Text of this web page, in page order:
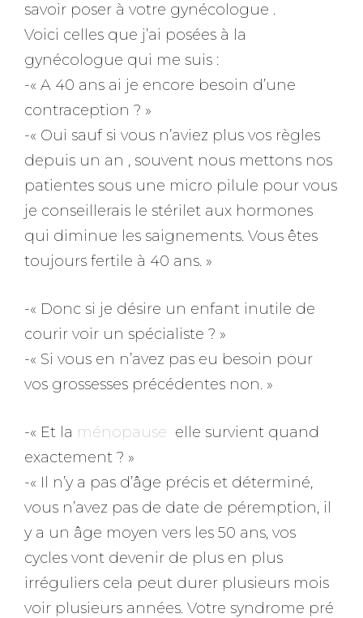
savoir poser à votre gynécologue .
Voici celles que j’ai posées à la
gynécologue qui me suis :
-« A 40 ans ai je encore besoin d’une
contraception ? »
-« Oui sauf si vous n’aviez plus vos règles
depuis un an , souvent nous mettons nos
patientes sous une micro pilule pour vous
je conseillerais le stérilet aux hormones
qui diminue les saignements. Vous êtes
toujours fertile à 40 ans. »
-« Donc si je désire un enfant inutile de
courir voir un spécialiste ? »
-« Si vous en n’avez pas eu besoin pour
vos grossesses précédentes non. »
-« Et la ménopause elle survient quand
exactement ? »
-« Il n’y a pas d’âge précis et déterminé,
vous n’avez pas de date de péremption, il
y a un âge moyen vers les 50 ans, vos
cycles vont devenir de plus en plus
irréguliers cela peut durer plusieurs mois
voir plusieurs années. Votre syndrome pré